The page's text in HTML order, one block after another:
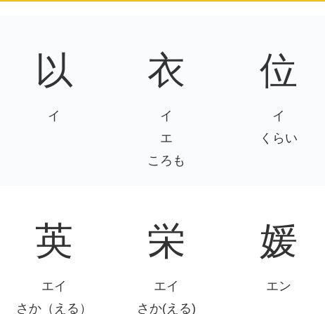
以
イ
衣
イ
エ
ころも
位
イ
くらい
英
エイ
さか（える）
栄
エイ
さか(える)
媛
エン